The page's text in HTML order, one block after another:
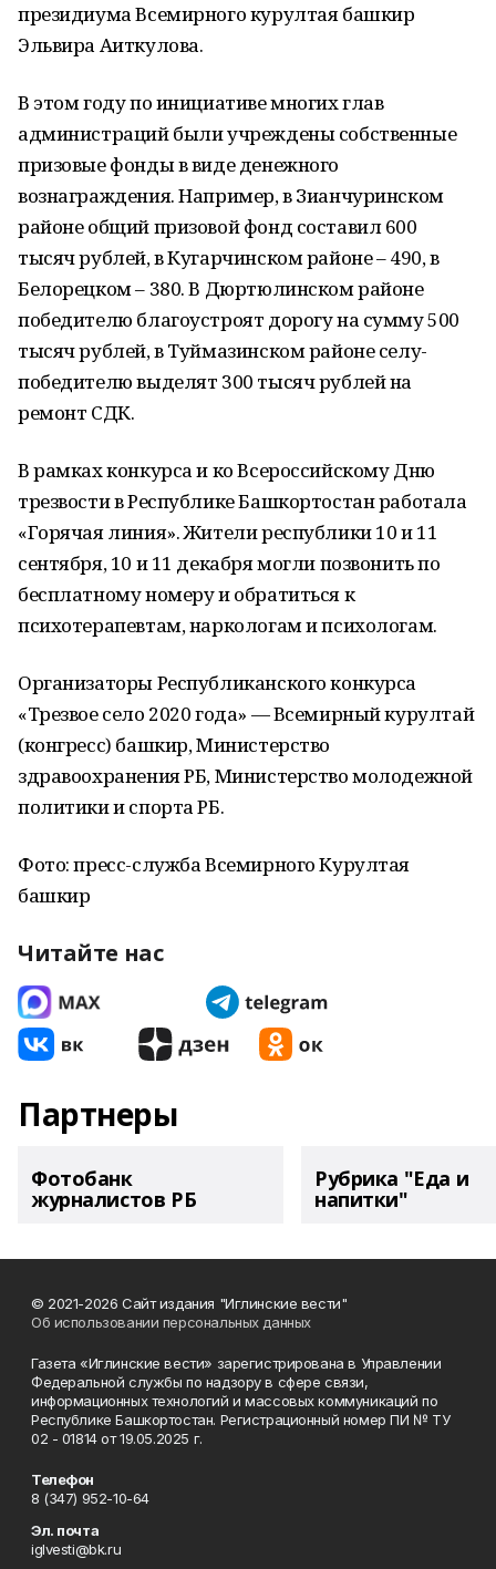
президиума Всемирного курултая башкир
Эльвира Аиткулова.
В этом году по инициативе многих глав
администраций были учреждены собственные
призовые фонды в виде денежного
вознаграждения. Например, в Зианчуринском
районе общий призовой фонд составил 600
тысяч рублей, в Кугарчинском районе – 490, в
Белорецком – 380. В Дюртюлинском районе
победителю благоустроят дорогу на сумму 500
тысяч рублей, в Туймазинском районе селу-
победителю выделят 300 тысяч рублей на
ремонт СДК.
В рамках конкурса и ко Всероссийскому Дню
трезвости в Республике Башкортостан работала
«Горячая линия». Жители республики 10 и 11
сентября, 10 и 11 декабря могли позвонить по
бесплатному номеру и обратиться к
психотерапевтам, наркологам и психологам.
Организаторы Республиканского конкурса
«Трезвое село 2020 года» — Всемирный курултай
(конгресс) башкир, Министерство
здравоохранения РБ, Министерство молодежной
политики и спорта РБ.
Фото: пресс-служба Всемирного Курултая
башкир
Читайте нас
Партнеры
Фотобанк
журналистов РБ
Рубрика "Еда и
напитки"
© 2021-2026 Сайт издания "Иглинские вести"
Об использовании персональных данных
Газета «Иглинские вести» зарегистрирована в Управлении
Федеральной службы по надзору в сфере связи,
информационных технологий и массовых коммуникаций по
Республике Башкортостан. Регистрационный номер ПИ № ТУ
02 - 01814 от 19.05.2025 г.
Телефон
8 (347) 952-10-64
Эл. почта
iglvesti@bk.ru